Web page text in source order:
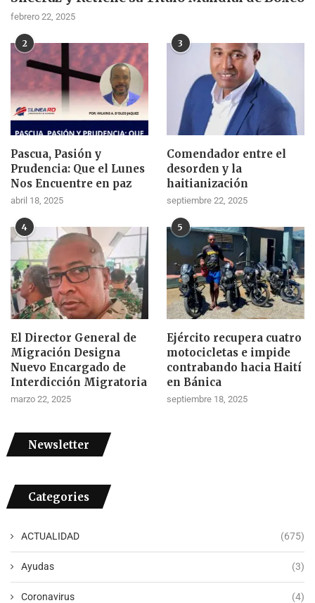
febrero 22, 2025
2
Pascua, Pasión y
Prudencia: Que el Lunes
Nos Encuentre en paz
abril 18, 2025
3
Comendador entre el
desorden y la
haitianización
septiembre 22, 2025
4
El Director General de
Migración Designa
Nuevo Encargado de
Interdicción Migratoria
marzo 22, 2025
5
Ejército recupera cuatro
motocicletas e impide
contrabando hacia Haití
en Bánica
septiembre 18, 2025
Newsletter
Categories
ACTUALIDAD (675)
Ayudas (3)
Coronavirus (4)